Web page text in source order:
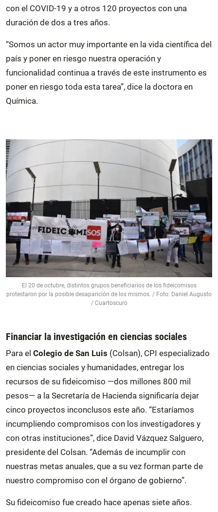
con el COVID-19 y a otros 120 proyectos con una
duración de dos a tres años.
“Somos un actor muy importante en la vida científica del
país y poner en riesgo nuestra operación y
funcionalidad continua a través de este instrumento es
poner en riesgo toda esta tarea”, dice la doctora en
Química.
El 20 de octubre, distintos grupos beneficiarios de los fideicomisos
protestaron por la posible desaparición de los mismos. / Foto: Daniel Augusto
/ Cuartoscuro
Financiar la investigación en ciencias sociales
Para el Colegio de San Luis (Colsan), CPI especializado
en ciencias sociales y humanidades, entregar los
recursos de su fideicomiso —dos millones 800 mil
pesos— a la Secretaría de Hacienda significaría dejar
cinco proyectos inconclusos este año. “Estaríamos
incumpliendo compromisos con los investigadores y
con otras instituciones”, dice David Vázquez Salguero,
presidente del Colsan. “Además de incumplir con
nuestras metas anuales, que a su vez forman parte de
nuestro compromiso con el órgano de gobierno”.
Su fideicomiso fue creado hace apenas siete años.